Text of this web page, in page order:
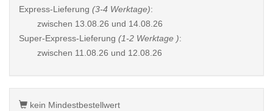
Express-Lieferung (3-4 Werktage):
zwischen 13.08.26 und 14.08.26
Super-Express-Lieferung (1-2 Werktage ):
zwischen 11.08.26 und 12.08.26
kein Mindestbestellwert